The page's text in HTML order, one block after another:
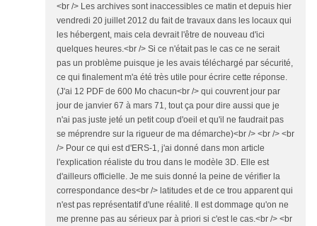
<br /> Les archives sont inaccessibles ce matin et depuis hier
vendredi 20 juillet 2012 du fait de travaux dans les locaux qui
les hébergent, mais cela devrait l'être de nouveau d'ici
quelques heures.<br /> Si ce n'était pas le cas ce ne serait
pas un problème puisque je les avais téléchargé par sécurité,
ce qui finalement m'a été très utile pour écrire cette réponse.
(J'ai 12 PDF de 600 Mo chacun<br /> qui couvrent jour par
jour de janvier 67 à mars 71, tout ça pour dire aussi que je
n'ai pas juste jeté un petit coup d'oeil et qu'il ne faudrait pas
se méprendre sur la rigueur de ma démarche)<br /> <br /> <br
/> Pour ce qui est d'ERS-1, j'ai donné dans mon article
l'explication réaliste du trou dans le modèle 3D. Elle est
d'ailleurs officielle. Je me suis donné la peine de vérifier la
correspondance des<br /> latitudes et de ce trou apparent qui
n'est pas représentatif d'une réalité. Il est dommage qu'on ne
me prenne pas au sérieux par à priori si c'est le cas.<br /> <br